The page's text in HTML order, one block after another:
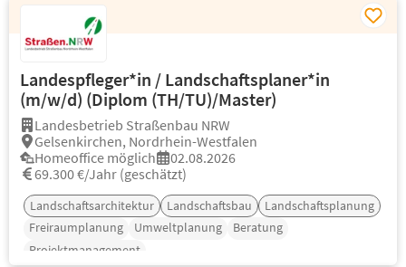
Landespfleger*in / Landschaftsplaner*in
(m/w/d) (Diplom (TH/TU)/Master)
Landesbetrieb Straßenbau NRW
Gelsenkirchen, Nordrhein-Westfalen
Homeoffice möglich
02.08.2026
69.300 €/Jahr (geschätzt)
Landschaftsarchitektur Landschaftsbau
Landschaftsplanung
Freiraumplanung
Umweltplanung
Beratung
Projektmanagement